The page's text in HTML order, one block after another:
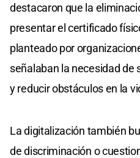
destacaron que la
presentar el certificado
planteado por
señalaban la necesidad
y reducir obstáculos en la
La digitalización también
de discriminación o